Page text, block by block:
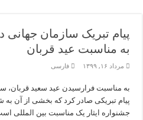
پیام تبریک سازمان جهانی
به مناسبت عید قربان
مرداد ۱۶, ۱۳۹۹ فارسی
به مناسبت فرارسیدن عید سعید قربان،
پیام تبریکی صادر کرد که بخشی از آن به
جشنواره ایثار یک مناسبت بین المللی